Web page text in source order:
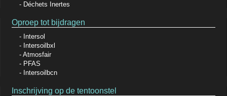
Déchets Inertes
Oproep tot bijdragen
Intersol
Intersoilbxl
Atmosfair
PFAS
Intersoilbcn
Inschrijving op de tentoonstel